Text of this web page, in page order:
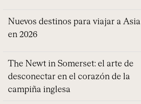
Nuevos destinos para viajar a Asia
en 2026
The Newt in Somerset: el arte de
desconectar en el corazón de la
campiña inglesa